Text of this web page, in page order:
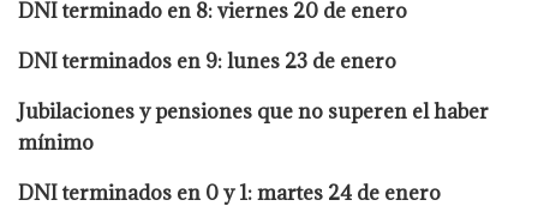
DNI terminado en 8: viernes 20 de enero
DNI terminados en 9: lunes 23 de enero
Jubilaciones y pensiones que no superen el haber
mínimo
DNI terminados en 0 y 1: martes 24 de enero